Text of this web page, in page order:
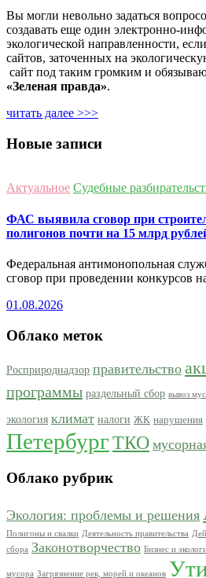
Вы могли невольно задаться
создавать еще один электронно-
экологической направленности,
сайтов, заточенных на
сайт под таким громким и
«Зеленая правда».
читать далее >>>
Новые записи
Актуальное Судебные
ФАС выявила сговор при
полигонов почти на 15 млрд
Федеральная антимонопольная
сговор при проведении конкурсов
01.08.2026
Облако меток
Росприроднадзор правительство
программы раздельный сбор вывоз
экология климат налоги ЖК нарушения
ПетербургТКО
Облако рубрик
Экология: проблемы и решения
Полигоны и свалки Деятельность правительства
сбора Законотворчество Бизнес и
мусора Загрязнение рек, морей и океанов